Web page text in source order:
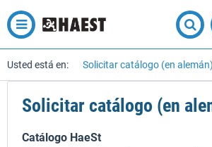
Usted está en: Solicitar catálogo (en alemán)
Solicitar catálogo (en
Catálogo HaeSt